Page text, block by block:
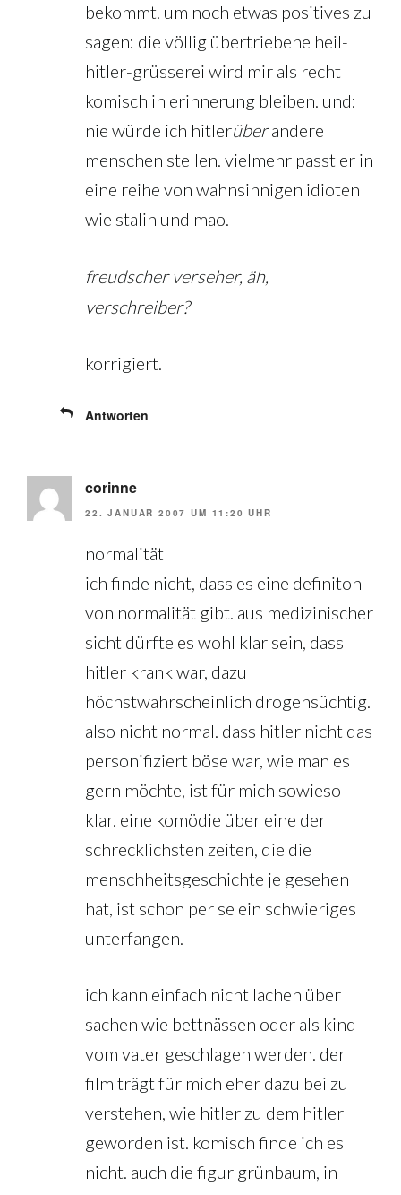
bekommt. um noch etwas positives zu
sagen: die völlig übertriebene heil-
hitler-grüsserei wird mir als recht
komisch in erinnerung bleiben. und:
nie würde ich hitlerüberandere
menschen stellen. vielmehr passt er in
eine reihe von wahnsinnigen idioten
wie stalin und mao.
freudscher verseher, äh,
verschreiber?
korrigiert.
Antworten
corinne
22. JANUAR 2007 UM 11:20 UHR
normalität
ich finde nicht, dass es eine definiton
von normalität gibt. aus medizinischer
sicht dürfte es wohl klar sein, dass
hitler krank war, dazu
höchstwahrscheinlich drogensüchtig.
also nicht normal. dass hitler nicht das
personifiziert böse war, wie man es
gern möchte, ist für mich sowieso
klar. eine komödie über eine der
schrecklichsten zeiten, die die
menschheitsgeschichte je gesehen
hat, ist schon per se ein schwieriges
unterfangen.
ich kann einfach nicht lachen über
sachen wie bettnässen oder als kind
vom vater geschlagen werden. der
film trägt für mich eher dazu bei zu
verstehen, wie hitler zu dem hitler
geworden ist. komisch finde ich es
nicht. auch die figur grünbaum, in